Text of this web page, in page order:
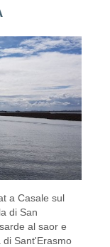
a Casale sul
di San
al saor e
di Sant'Erasmo